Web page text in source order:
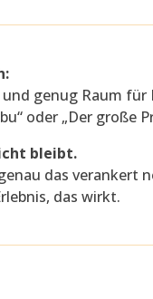
genug Raum
oder „Der
bleibt.
das verankert
das wirkt.